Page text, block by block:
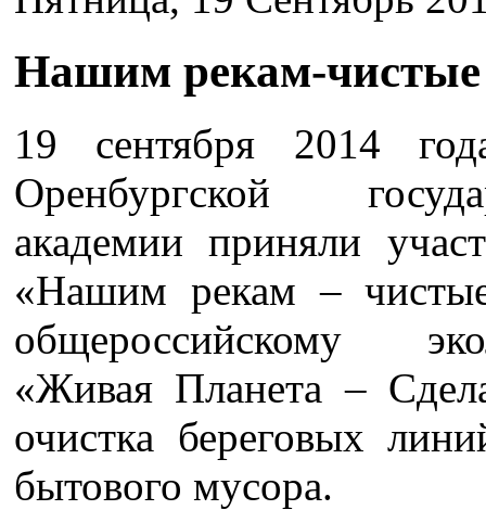
Нашим рекам-чистые
19 сентября 2014
Оренбургской
академии приняли
«Нашим рекам –
общероссийскому
«Живая Планета –
очистка береговых
бытового мусора.